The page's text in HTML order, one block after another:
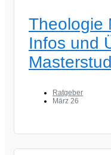
Theologie
Infos und
Ratgeber
März 26